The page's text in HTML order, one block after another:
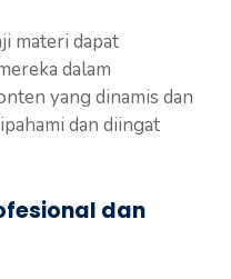
materi dapat
dalam
yang dinamis dan
dan diingat
dan